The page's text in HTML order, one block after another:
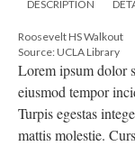
DESCRIPTION
Roosevelt HS Walkout
Source: UCLA Library
Lorem ipsum dolor
eiusmod tempor
Turpis egestas
mattis molestie.